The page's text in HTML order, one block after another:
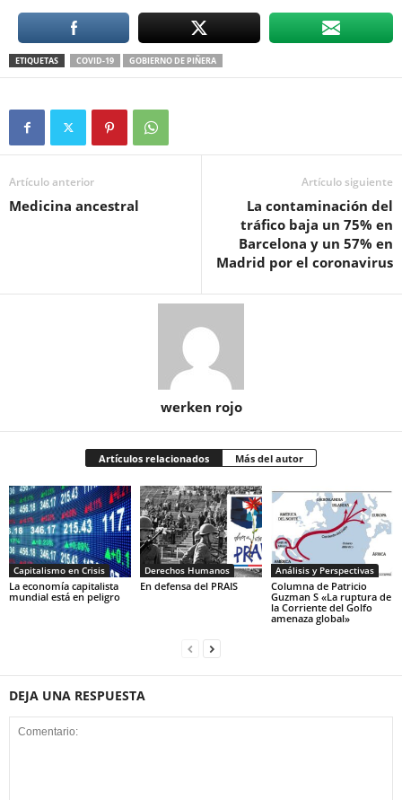
ETIQUETAS COVID-19 GOBIERNO DE PIÑERA
Artículo anterior
Medicina ancestral
Artículo siguiente
La contaminación del
tráfico baja un 75% en
Barcelona y un 57% en
Madrid por el coronavirus
werken rojo
Artículos relacionados Más del autor
Capitalismo en Crisis
La economía capitalista
mundial está en peligro
Derechos Humanos
En defensa del PRAIS
Análisis y Perspectivas
Columna de Patricio
Guzman S «La ruptura de
la Corriente del Golfo
amenaza global»
DEJA UNA RESPUESTA